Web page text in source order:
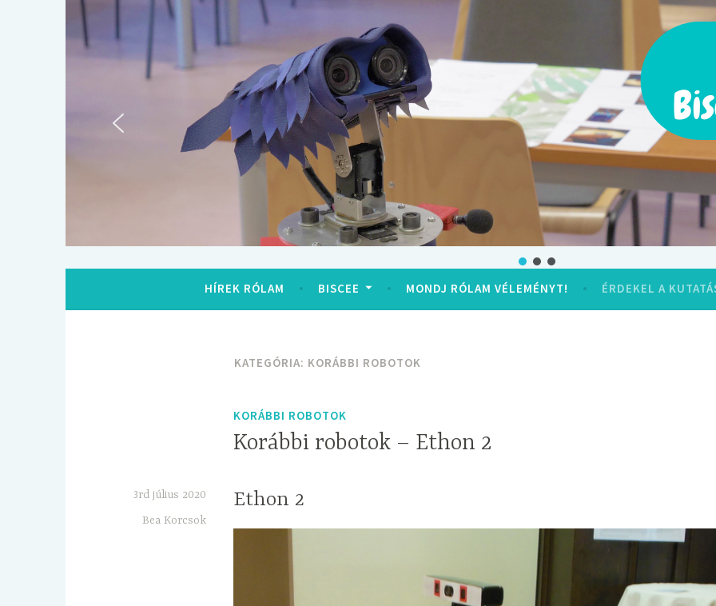
Tartalomhoz
Segítsd a munkámat!
Töltsd ki a rólam szóló kérdőívet!
Véleményt mondok
HÍREK RÓLAM BISCEE MONDJ RÓLAM VÉLEMÉNYT! ÉRDEKEL A
KATEGÓRIA: KORÁBBI ROBOTOK
KORÁBBI ROBOTOK
Korábbi robotok – Ethon 2
3rd július 2020
Bea Korcsok
Ethon 2